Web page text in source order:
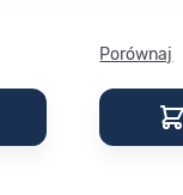
Porównaj